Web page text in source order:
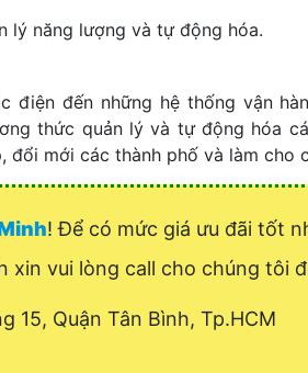
lý năng lượng và tự động hóa.
điện đến những hệ thống vận
thức quản lý và tự động hóa
mới các thành phố và làm cho
! Để có mức giá ưu đãi tốt
xin vui lòng call cho chúng tôi
15, Quận Tân Bình, Tp.HCM